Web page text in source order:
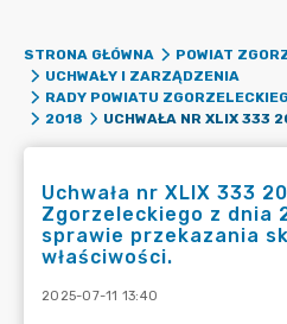
STRONA GŁÓWNA
POWIAT
UCHWAŁY I ZARZĄDZENIA
RADY POWIATU
2018
Uchwała nr XLIX 333
Zgorzeleckiego z dnia
sprawie przekazania
właściwości.
2025-07-11 13:40